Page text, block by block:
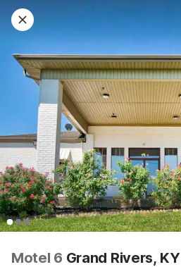
Motel 6 Grand Rivers, KY